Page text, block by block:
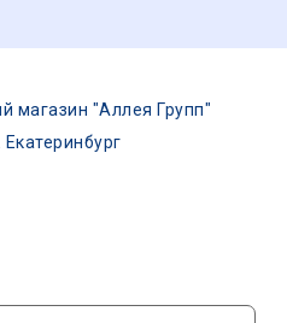
магазин "Аллея Групп"
Екатеринбург